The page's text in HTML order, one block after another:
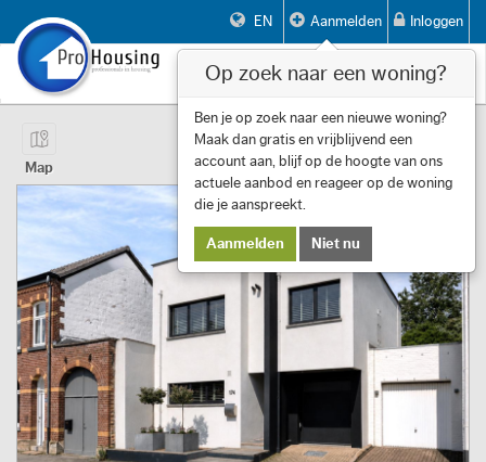
EN Aanmelden Inloggen
Toggle
Pagina 1 van 14 Item 1 tot 10 van 133
Map
First Previous Next Last
Op zoek naar een woning?
Ben je op zoek naar een nieuwe woning?
Maak dan gratis en vrijblijvend een
account aan, blijf op de hoogte van ons
actuele aanbod en reageer op de woning
die je aanspreekt.
Aanmelden Niet nu